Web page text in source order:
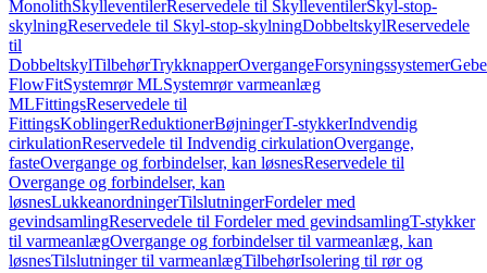
MonolithSkylleventilerReservedele til SkylleventilerSkyl-stop-
skylningReservedele til Skyl-stop-skylningDobbeltskylReservedele
til
DobbeltskylTilbehørTrykknapperOvergangeForsyningssystemer
FlowFitSystemrør MLSystemrør varmeanlæg
MLFittingsReservedele til
FittingsKoblingerReduktionerBøjningerT-stykkerIndvendig
cirkulationReservedele til Indvendig cirkulationOvergange,
fasteOvergange og forbindelser, kan løsnesReservedele til
Overgange og forbindelser, kan
løsnesLukkeanordningerTilslutningerFordeler med
gevindsamlingReservedele til Fordeler med gevindsamlingT-stykker
til varmeanlægOvergange og forbindelser til varmeanlæg, kan
løsnesTilslutninger til varmeanlægTilbehørIsolering til rør og